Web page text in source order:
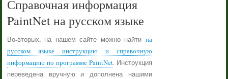
Справочная информация
PaintNet на русском языке
Во-вторых, на нашем сайте можно найти на
русском языке инструкцию и справочную
информацию по программе PaintNet. Инструкция
переведена вручную и дополнена нашими